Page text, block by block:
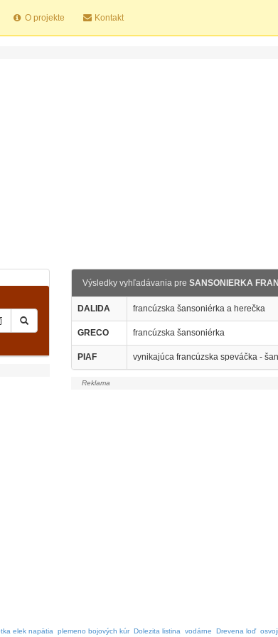
O projekte Kontakt
Výsledky vyhľadávania pre SANSONIERKA
DALIDA francúzska šansoniérka a herečka
GRECO francúzska šansoniérka
PIAF vynikajúca francúzska speváčka -
elek napätia plemeno bojových kúr Dolezita listina vodárne Drevena loď osvoji